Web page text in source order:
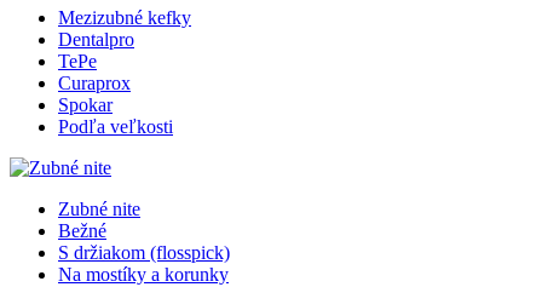
Mezizubné kefky
Dentalpro
TePe
Curaprox
Spokar
Podľa veľkosti
Zubné nite
Bežné
S držiakom (flosspick)
Na mostíky a korunky